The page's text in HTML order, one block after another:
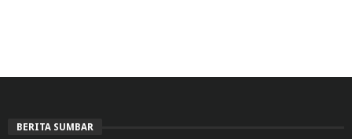
BERITA SUMBAR